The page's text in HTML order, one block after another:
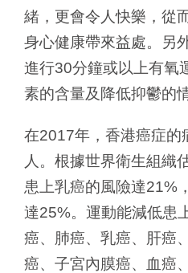
緒，更會令人快樂，從
身心健康帶來益處。另
進行30分鐘或以上有氧
素的含量及降低抑鬱的
在2017年，香港癌症的
人。根據世界衛生組織
患上乳癌的風險達21%
達25%。運動能減低患
癌、肺癌、乳癌、肝癌
癌、子宮內膜癌、血癌